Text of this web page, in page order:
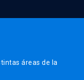
áreas de la